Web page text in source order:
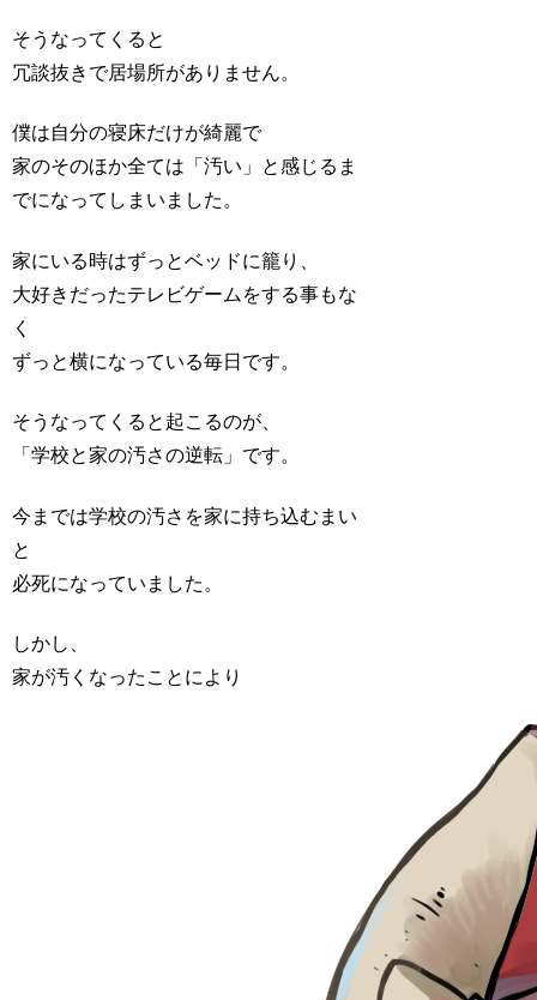
そうなってくると
冗談抜きで居場所がありません。
僕は自分の寝床だけが綺麗で
家のそのほか全ては「汚い」と感じるま
でになってしまいました。
家にいる時はずっとベッドに籠り、
大好きだったテレビゲームをする事もな
く
ずっと横になっている毎日です。
そうなってくると起こるのが、
「学校と家の汚さの逆転」です。
今までは学校の汚さを家に持ち込むまい
と
必死になっていました。
しかし、
家が汚くなったことにより